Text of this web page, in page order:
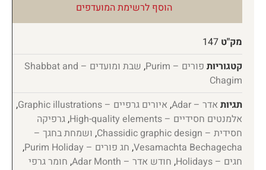
הוסף לרשימת המועדפים
מק"ט 147
קטגוריות פורים – Purim ,
שבת ומועדים – Shabbat and
Chagim
תגיות אדר – Adar , איורים גרפיים – Graphic illustrations
,
אלמנטים חסידיים – High-quality elements
,גרפיקה
חסידית – Chassidic graphic design
, ושמחת בחגך –
Vesamachta Bechagecha
, חג פורים – Purim Holiday
,
חגים – Holidays
, חודש אדר – Adar Month , חומר גרפי